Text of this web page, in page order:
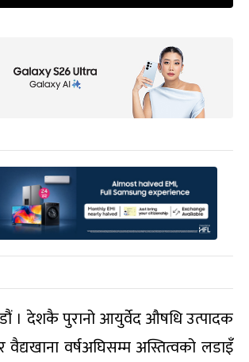
। देशकै पुरानो आयुर्वेद औषधि उत्पादक
वैद्यखाना वर्षअघिसम्म अस्तित्वको लडाइँ